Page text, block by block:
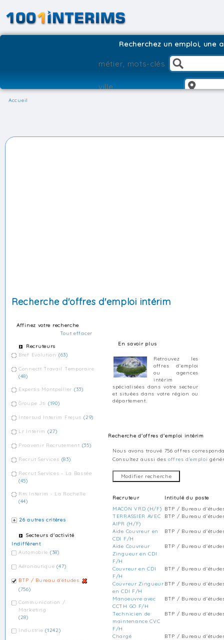
Recherchez un emploi, une
Accueil
Recherche d'offres d'emploi intérim
Affinez votre recherche
Tout effacer
Recruteurs
Bref Evolution (63)
Connectt Travail Temporaire
(48)
Expertis Montpellier (33)
Groupe Jti (190)
Intersud Interim Frejus (29)
Lr Interim (27)
Proavenir Recrutement (35)
Recrut Services (83)
Recrut Services - La Bassée
(45)
Rm Interim - La Rochelle
(44)
26 autres critères
Secteurs d'activité
Indifférent
Automobile (38)
Aéronautique (47)
BTP / Bureau d'études
(756)
Communication /
Marketing
(28)
Industrie (1242)
En savoir plus
Retrouvez les
offres d'emploi
ou agences
intérim
spécialisées dans votre secteur
et situées dans votre région ou
département.
Recherche d'offres d'emploi intérim
Nous avons trouvé 756 offres
Consultez aussi des offres d'emploi
Recruteur
Intitulé du poste
MACON VRD (H/F) BTP / Bureau
TERRASSIER AVEC
AIPR (H/F)
BTP / Bureau
Aide Couvreur en
CDI F/H
BTP / Bureau
Aide Couvreur
Zingueur en CDI
F/H
BTP / Bureau
Couvreur en CDI
F/H
BTP / Bureau
Couvreur Zingueur
en CDI F/H
BTP / Bureau
Manoeuvre avec
CCTH GO F/H
BTP / Bureau
Technicien de
maintenance CVC
F/H
BTP / Bureau
Chargé
BTP / Bureau